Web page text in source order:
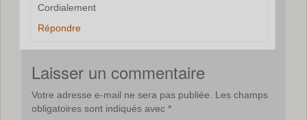
Cordialement
Répondre
Laisser un commentaire
Votre adresse e-mail ne sera pas publiée.
Les champs
obligatoires sont indiqués avec *